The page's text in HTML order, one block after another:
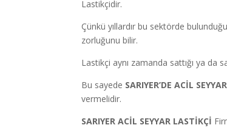
Lastikçidir.
Çünkü yıllardır bu sektörde
zorluğunu bilir.
Lastikçi aynı zamanda sattığı ya da
Bu sayede SARIYER’DE ACİL
vermelidir.
SARIYER ACİL SEYYAR LASTİKÇİ